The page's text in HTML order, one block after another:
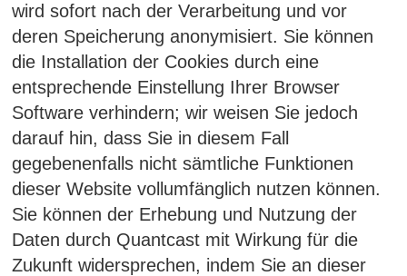
wird sofort nach der Verarbeitung und vor
deren Speicherung anonymisiert. Sie können
die Installation der Cookies durch eine
entsprechende Einstellung Ihrer Browser
Software verhindern; wir weisen Sie jedoch
darauf hin, dass Sie in diesem Fall
gegebenenfalls nicht sämtliche Funktionen
dieser Website vollumfänglich nutzen können.
Sie können der Erhebung und Nutzung der
Daten durch Quantcast mit Wirkung für die
Zukunft widersprechen, indem Sie an dieser